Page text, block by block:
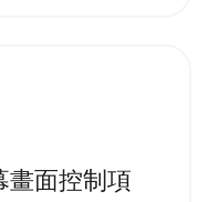
畫面控制項